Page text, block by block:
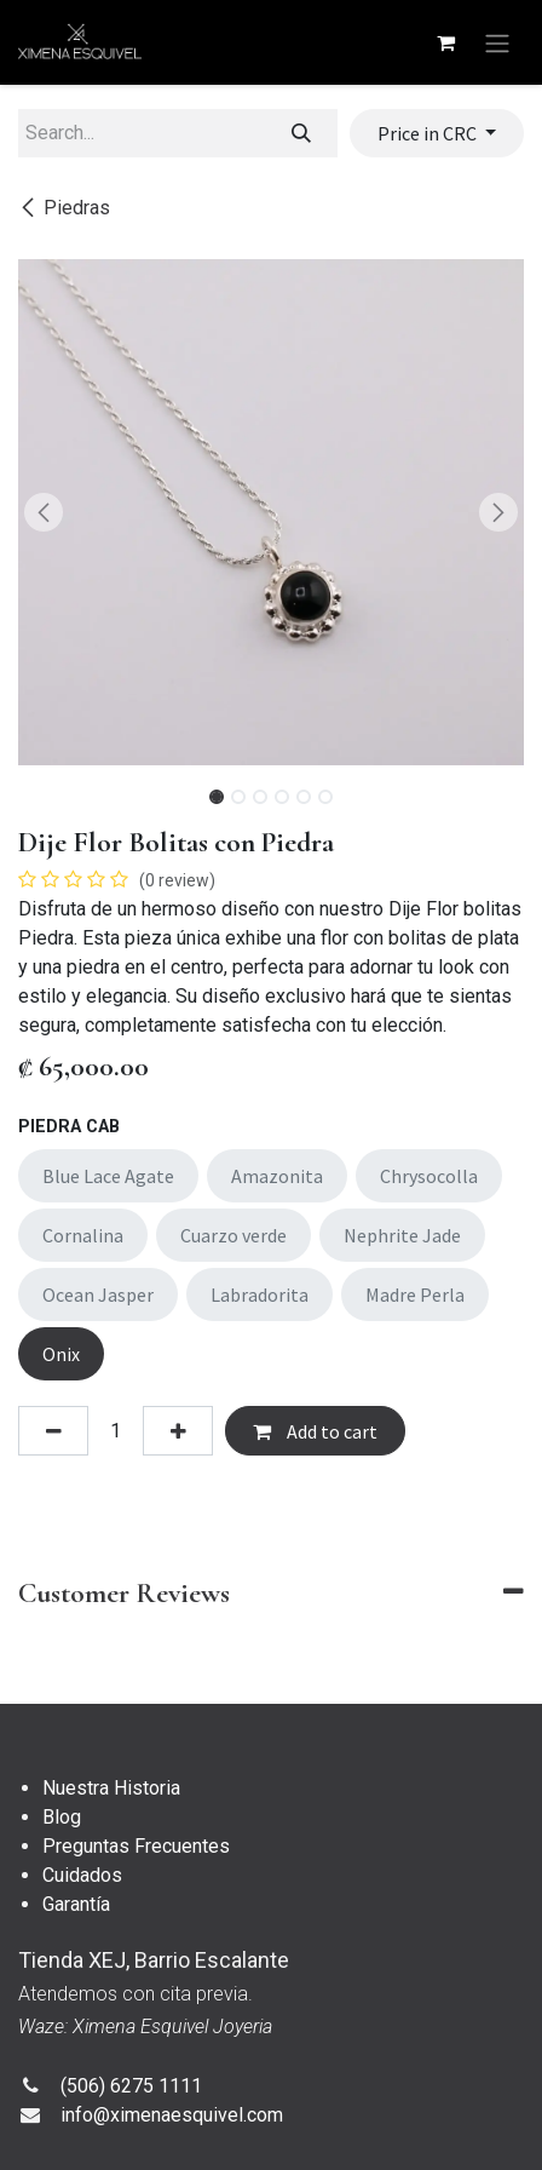
Piedras
Price in CRC
Dije Flor Bolitas con Piedra
(0 review)
Disfruta de un hermoso diseño con nuestro Dije Flor bolitas
Piedra. Esta pieza única exhibe una flor con bolitas de plata
y una piedra en el centro, perfecta para adornar tu look con
estilo y elegancia. Su diseño exclusivo hará que te sientas
segura, completamente satisfecha con tu elección.
₡ 65,000.00
PIEDRA CAB
Blue Lace Agate Amazonita Chrysocolla
Cornalina Cuarzo verde Nephrite Jade
Ocean Jasper Labradorita Madre Perla
Onix
Add to cart
Customer Reviews
Nuestra Historia
Blog
Preguntas Frecuentes
Cuidados
Garantía
Tienda XEJ, Barrio Escalante
Atendemos con cita previa.
Waze: Ximena Esquivel Joyeria
(506) 6275 1111
info@ximenaesquivel.com